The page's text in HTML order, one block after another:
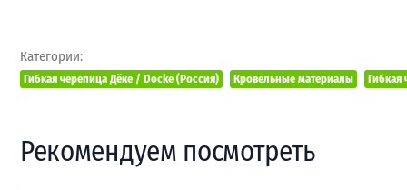
Категории:
Гибкая черепица Дёке / Docke (Россия) Кровельные материалы Гибкая
Рекомендуем посмотреть